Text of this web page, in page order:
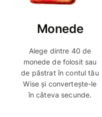
Monede
Alege dintre 40 de
monede de folosit sau
de păstrat în contul tău
Wise și convertește-le
în câteva secunde.